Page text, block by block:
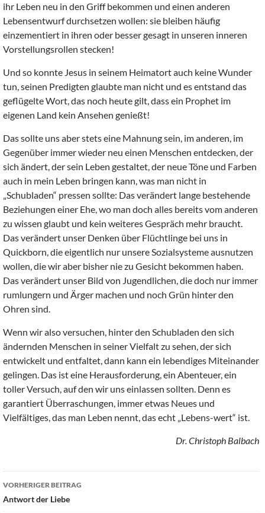
ihr Leben neu in den Griff bekommen und einen anderen
Lebensentwurf durchsetzen wollen: sie bleiben häufig
einzementiert in ihren oder besser gesagt in unseren inneren
Vorstellungsrollen stecken!
Und so konnte Jesus in seinem Heimatort auch keine Wunder
tun, seinen Predigten glaubte man nicht und es entstand das
geflügelte Wort, das noch heute gilt, dass ein Prophet im
eigenen Land kein Ansehen genießt!
Das sollte uns aber stets eine Mahnung sein, im anderen, im
Gegenüber immer wieder neu einen Menschen entdecken, der
sich ändert, der sein Leben gestaltet, der neue Töne und Farben
auch in mein Leben bringen kann, was man nicht in
„Schubladen“ pressen sollte: Das verändert lange bestehende
Beziehungen einer Ehe, wo man doch alles bereits vom anderen
zu wissen glaubt und kein weiteres Gespräch mehr braucht.
Das verändert unser Denken über Flüchtlinge bei uns in
Quickborn, die eigentlich nur unsere Sozialsysteme ausnutzen
wollen, die wir aber bisher nie zu Gesicht bekommen haben.
Das verändert unser Bild von Jugendlichen, die doch nur immer
rumlungern und Ärger machen und noch Grün hinter den
Ohren sind.
Wenn wir also versuchen, hinter den Schubladen den sich
ändernden Menschen in seiner Vielfalt zu sehen, der sich
entwickelt und entfaltet, dann kann ein lebendiges Miteinander
gelingen. Das ist eine Herausforderung, ein Abenteuer, ein
toller Versuch, auf den wir uns einlassen sollten. Denn es
garantiert Überraschungen, immer etwas Neues und
Vielfältiges, das man Leben nennt, das echt „Lebens-wert“ ist.
Dr. Christoph Balbach
Beitragsnavigation
VORHERIGER BEITRAG
Antwort der Liebe